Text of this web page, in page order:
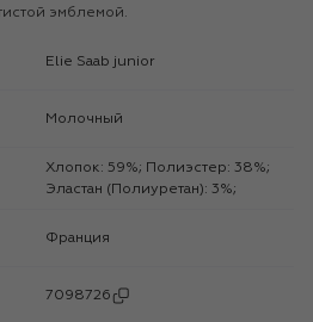
эмблемой.
Elie Saab junior
Молочный
Хлопок: 59%; Полиэстер: 38%;
Эластан (Полиуретан): 3%;
Франция
7098726